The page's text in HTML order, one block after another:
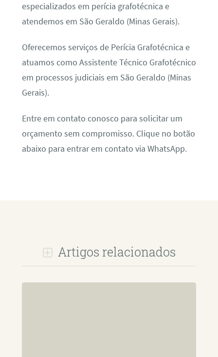
especializados em perícia grafotécnica e
atendemos em São Geraldo (Minas Gerais).
Oferecemos serviços de Perícia Grafotécnica e
atuamos como Assistente Técnico Grafotécnico
em processos judiciais em São Geraldo (Minas
Gerais).
Entre em contato conosco para solicitar um
orçamento sem compromisso. Clique no botão
abaixo para entrar em contato via WhatsApp.
Artigos relacionados